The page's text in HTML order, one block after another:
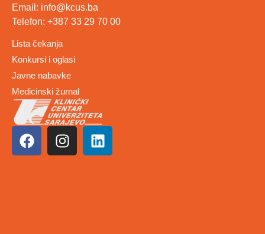
Email: info@kcus.ba
Telefon: +387 33 29 70 00
Lista čekanja
Konkursi i oglasi
Javne nabavke
Medicinski žurnal